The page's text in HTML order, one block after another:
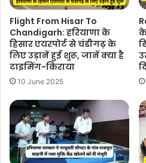
Flight From Hisar To
Chandigarh: हरियाणा के
हिसार एयरपोर्ट से चंडीगढ़ के
लिए उड़ानें हुई शुरू, जानें क्या है
टाइमिंग-किराया
10 June 2025